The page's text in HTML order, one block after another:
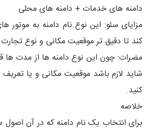
دامنه های خدمات + دامنه های محلی
مزایای سئو: این نوع نام دامنه به
کند تا دقیق تر موقعیت مکانی و نوع
مضرات: چون این نوع دامنه ها از مدت ها
شاید لازم باشد موقعیت مکانی و یا
کنید.
خلاصه
برای انتخاب یک نام دامنه که در آن